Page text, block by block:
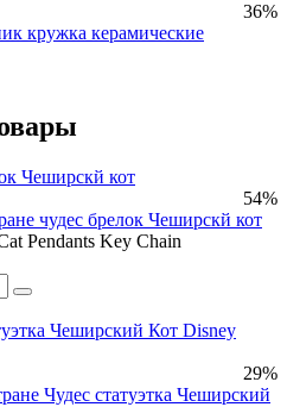
36%
кружка керамические
54%
чудес брелок Чеширскй кот
Pendants Key Chain
29%
Чудес статуэтка Чеширский